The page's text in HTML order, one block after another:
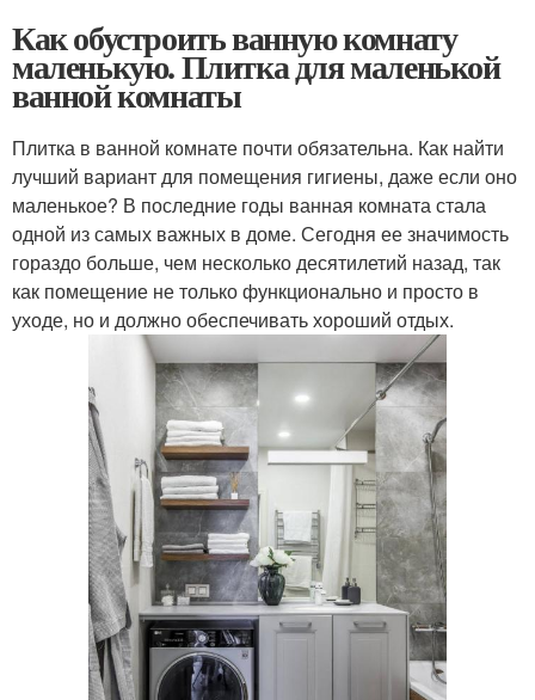
Как обустроить ванную комнату
маленькую. Плитка для маленькой
ванной комнаты
Плитка в ванной комнате почти обязательна. Как найти
лучший вариант для помещения гигиены, даже если оно
маленькое? В последние годы ванная комната стала
одной из самых важных в доме. Сегодня ее значимость
гораздо больше, чем несколько десятилетий назад, так
как помещение не только функционально и просто в
уходе, но и должно обеспечивать хороший отдых.